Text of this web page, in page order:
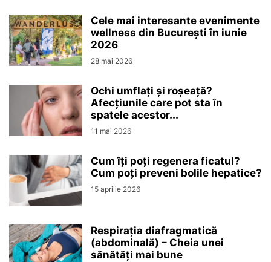
Cele mai interesante evenimente
wellness din București în iunie
2026
28 mai 2026
Ochi umflați și roșeață?
Afecțiunile care pot sta în
spatele acestor...
11 mai 2026
Cum îți poți regenera ficatul?
Cum poți preveni bolile hepatice?
15 aprilie 2026
Respirația diafragmatică
(abdominală) – Cheia unei
sănătăți mai bune